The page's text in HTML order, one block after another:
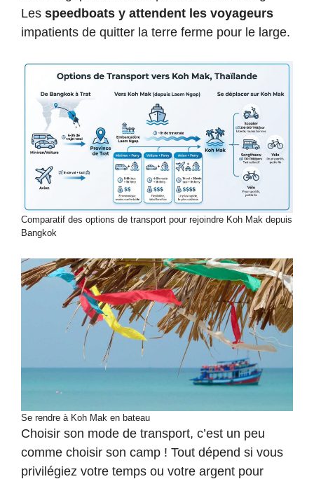
Les speedboats y attendent les voyageurs
impatients de quitter la terre ferme pour le large.
Comparatif des options de transport pour rejoindre Koh Mak depuis
Bangkok
Se rendre à Koh Mak en bateau
Choisir son mode de transport, c’est un peu
comme choisir son camp ! Tout dépend si vous
privilégiez votre temps ou votre argent pour